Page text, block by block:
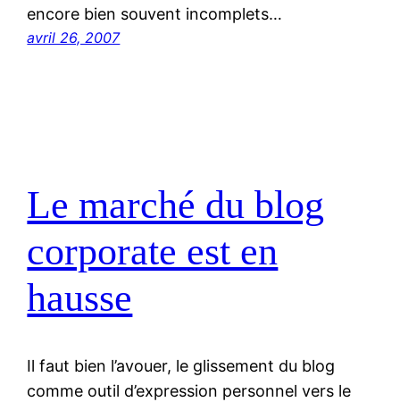
encore bien souvent incomplets…
avril 26, 2007
Le marché du blog
corporate est en
hausse
Il faut bien l’avouer, le glissement du blog
comme outil d’expression personnel vers le